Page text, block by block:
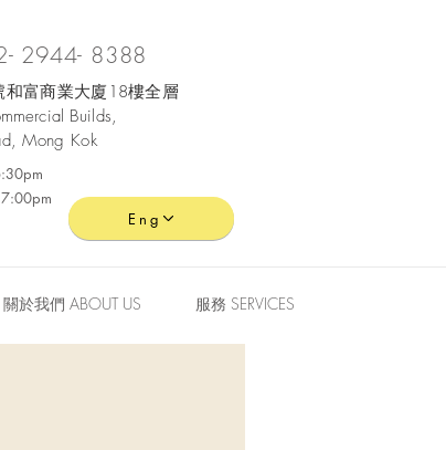
2944- 8388
富商業大廈18樓全層
Builds,
Mong Kok
Eng
關於我們 ABOUT US 服務 SERVICES